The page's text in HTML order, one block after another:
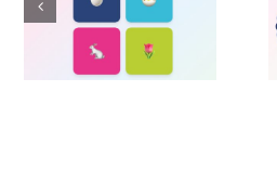
Simon de Pascua